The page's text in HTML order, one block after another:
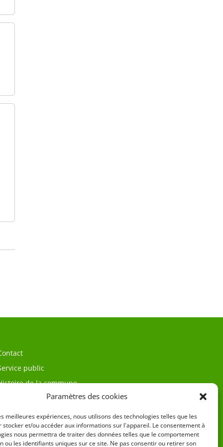
Paramètres des cookies
meilleures expériences, nous utilisons des technologies telles que les
stocker et/ou accéder aux informations sur l'appareil. Le consentement à
nous permettra de traiter des données telles que le comportement
ou les identifiants uniques sur ce site. Ne pas consentir ou retirer son
public
de la commune